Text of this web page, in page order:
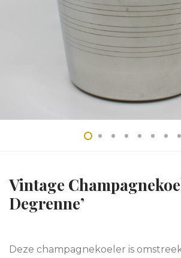
Vintage
Degrenne’
Deze champagnekoeler is